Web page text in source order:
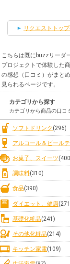
リクエストトッ
こちらは既にbuzzリーダ
プロジェクトで体験した
の感想（口コミ）がまと
見られるページです。
カテゴリから探す
カテゴリから商品の口コ
ソフトドリンク (296)
アルコール＆ビール
お菓子、スイーツ
調味料(310)
食品(390)
ダイエット、健康
基礎化粧品(241)
その他化粧品(214)
キッチン家電(109)